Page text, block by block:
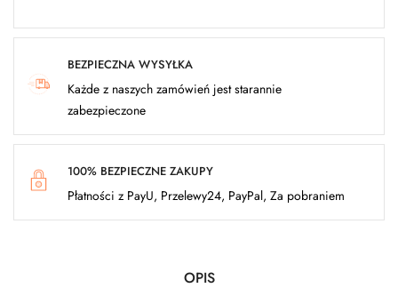
BEZPIECZNA WYSYŁKA
Każde z naszych zamówień jest starannie
zabezpieczone
100% BEZPIECZNE ZAKUPY
Płatności z PayU, Przelewy24, PayPal, Za pobraniem
OPIS